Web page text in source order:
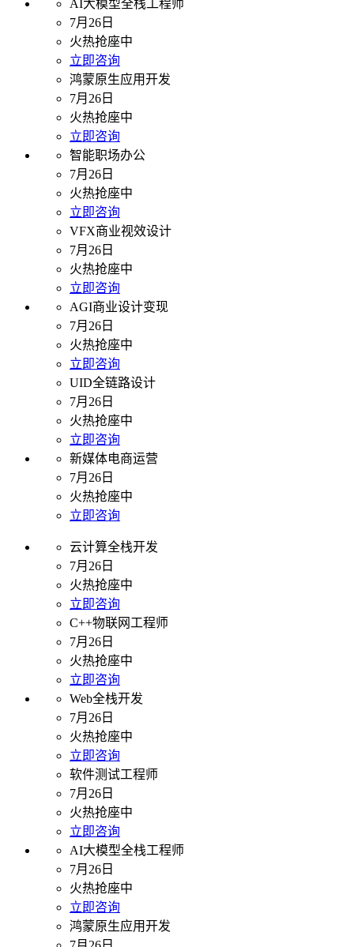
AI大模型全栈工程师
7月26日
火热抢座中
立即咨询
鸿蒙原生应用开发
7月26日
火热抢座中
立即咨询
智能职场办公
7月26日
火热抢座中
立即咨询
VFX商业视效设计
7月26日
火热抢座中
立即咨询
AGI商业设计变现
7月26日
火热抢座中
立即咨询
UID全链路设计
7月26日
火热抢座中
立即咨询
新媒体电商运营
7月26日
火热抢座中
立即咨询
云计算全栈开发
7月26日
火热抢座中
立即咨询
C++物联网工程师
7月26日
火热抢座中
立即咨询
Web全栈开发
7月26日
火热抢座中
立即咨询
软件测试工程师
7月26日
火热抢座中
立即咨询
AI大模型全栈工程师
7月26日
火热抢座中
立即咨询
鸿蒙原生应用开发